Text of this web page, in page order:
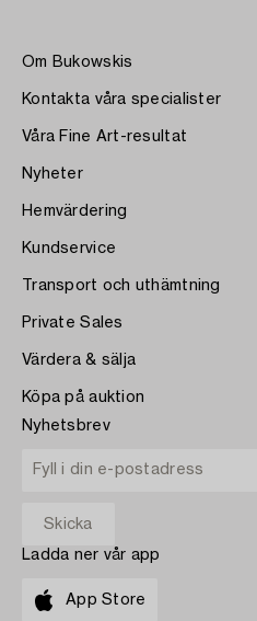
Om Bukowskis
Kontakta våra specialister
Våra Fine Art-resultat
Nyheter
Hemvärdering
Kundservice
Transport och uthämtning
Private Sales
Värdera & sälja
Köpa på auktion
Nyhetsbrev
Ladda ner vår app
App Store